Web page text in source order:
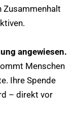
Zusammenhalt
angewiesen.
Menschen
Ihre Spende
– direkt vor